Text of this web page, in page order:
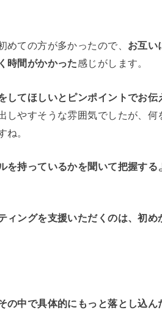
めての方が多かったので、 お互い
時間がかかった感じがします。
してほしいとピンポイントでお伝
しやすそうな雰囲気でしたが、何
ね。
を持っているかを聞いて把握する
ィングを支援いただくのは、初
の中で具体的にもっと落とし込ん